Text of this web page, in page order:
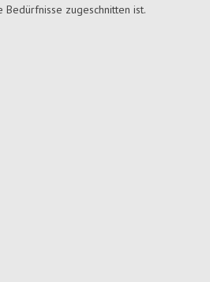
Bedürfnisse zugeschnitten ist.